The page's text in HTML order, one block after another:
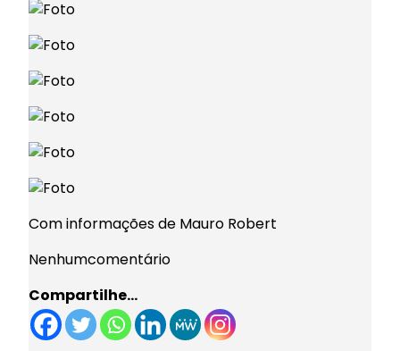
Com informações de Mauro Robert
Nenhumcomentário
Compartilhe…